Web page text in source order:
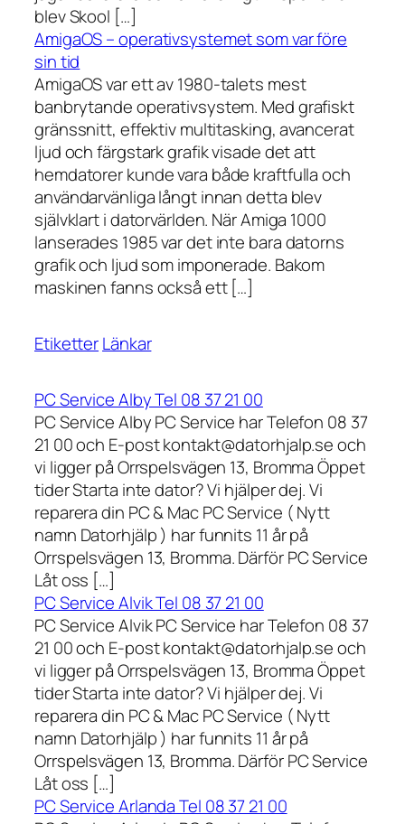
blev Skool […]
AmigaOS – operativsystemet som var före
sin tid
AmigaOS var ett av 1980-talets mest
banbrytande operativsystem. Med grafiskt
gränssnitt, effektiv multitasking, avancerat
ljud och färgstark grafik visade det att
hemdatorer kunde vara både kraftfulla och
användarvänliga långt innan detta blev
självklart i datorvärlden. När Amiga 1000
lanserades 1985 var det inte bara datorns
grafik och ljud som imponerade. Bakom
maskinen fanns också ett […]
EtiketterLänkar
PC Service Alby Tel 08 37 21 00
PC Service Alby PC Service har Telefon 08 37
21 00 och E-post kontakt@datorhjalp.se och
vi ligger på Orrspelsvägen 13, Bromma Öppet
tider Starta inte dator? Vi hjälper dej. Vi
reparera din PC & Mac PC Service ( Nytt
namn Datorhjälp ) har funnits 11 år på
Orrspelsvägen 13, Bromma. Därför PC Service
Låt oss […]
PC Service Alvik Tel 08 37 21 00
PC Service Alvik PC Service har Telefon 08 37
21 00 och E-post kontakt@datorhjalp.se och
vi ligger på Orrspelsvägen 13, Bromma Öppet
tider Starta inte dator? Vi hjälper dej. Vi
reparera din PC & Mac PC Service ( Nytt
namn Datorhjälp ) har funnits 11 år på
Orrspelsvägen 13, Bromma. Därför PC Service
Låt oss […]
PC Service Arlanda Tel 08 37 21 00